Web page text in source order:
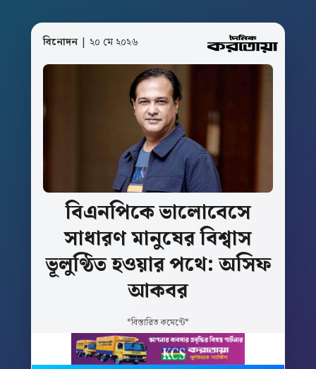
বিনোদন| ২০ মে ২০২৬
বিএনপিকেভালোবেসে
সাধারণমানুষেরবিশ্বাস
ভূলুণ্ঠিতহওয়ারপথে:অসিফ
আকবর
*বিস্তারিত কমেন্টে*